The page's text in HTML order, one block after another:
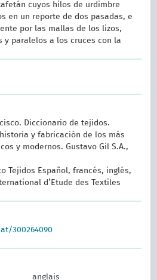
cuyos hilos de urdimbre
en un reporte de dos pasadas, e
por las mallas de los lizos,
y paralelos a los cruces con la
Diccionario de tejidos.
y fabricación de los más
y modernos. Gustavo Gil S.A.,
Tejidos Español, francés, inglés,
d’Etude des Textiles
300264090
anglais